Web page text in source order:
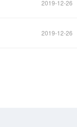
2019-12-26
2019-12-26